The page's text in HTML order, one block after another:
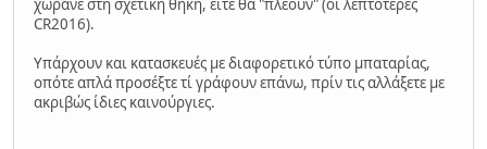
χωράνε στη σχετική θήκη, είτε θα "πλέουν" (οι λεπτότερες
CR2016).
Υπάρχουν και κατασκευές με διαφορετικό τύπο μπαταρίας,
οπότε απλά προσέξτε τί γράφουν επάνω, πρίν τις αλλάξετε με
ακριβώς ίδιες καινούργιες.